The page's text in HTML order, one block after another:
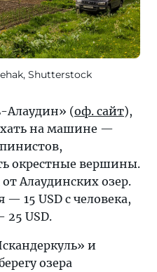
Shutterstock
Алаудин» (оф. сайт),
на машине —
окрестные вершины.
Алаудинских озер.
15 USD с человека,
25 USD.
и
озера